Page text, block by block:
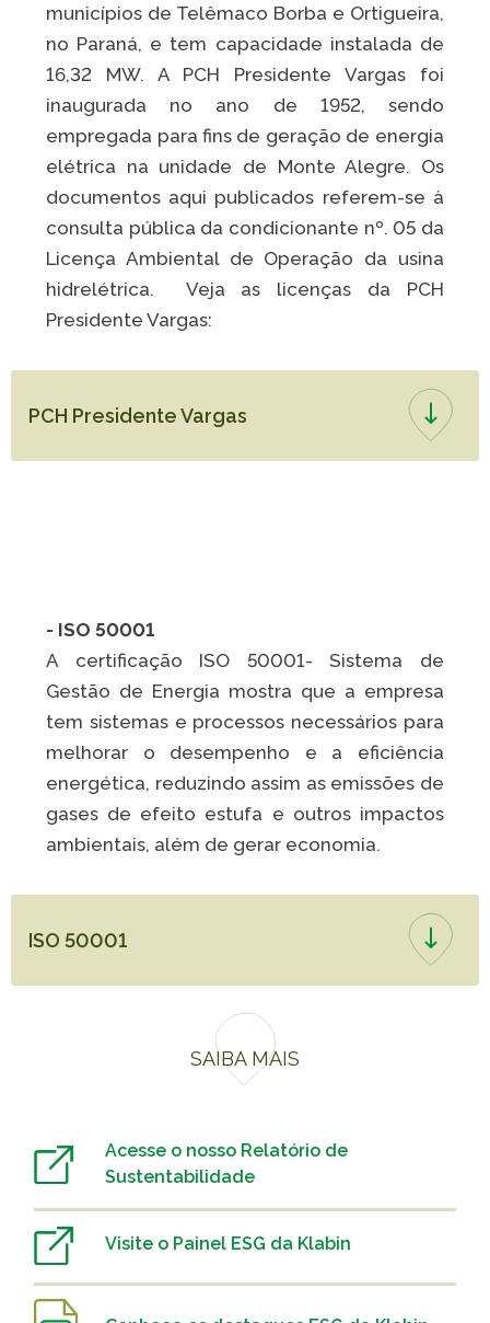
municípios de Telêmaco Borba e Ortigueira,
no Paraná, e tem capacidade instalada de
16,32 MW. A PCH Presidente Vargas foi
inaugurada no ano de 1952, sendo
empregada para fins de geração de energia
elétrica na unidade de Monte Alegre. Os
documentos aqui publicados referem-se à
consulta pública da condicionante nº. 05 da
Licença Ambiental de Operação da usina
hidrelétrica. Veja as licenças da PCH
Presidente Vargas:
PCH Presidente Vargas
- ISO 50001
A certificação ISO 50001- Sistema de
Gestão de Energia mostra que a empresa
tem sistemas e processos necessários para
melhorar o desempenho e a eficiência
energética, reduzindo assim as emissões de
gases de efeito estufa e outros impactos
ambientais, além de gerar economia.
ISO 50001
SAIBA MAIS
Acesse o nosso Relatório de
Sustentabilidade
Visite o Painel ESG da Klabin